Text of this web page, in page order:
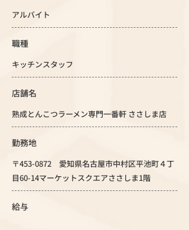
アルバイト
職種
キッチンスタッフ
店舗名
熟成とんこつラーメン専門一番軒 ささしま店
勤務地
〒453-0872 愛知県名古屋市中村区平池町４丁
目60-14マーケットスクエアささしま1階
給与